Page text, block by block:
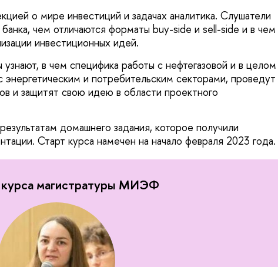
о мире инвестиций и задачах аналитика. Слушатели
банка, чем отличаются форматы buy-side и sell-side и в чем
инвестиционных идей.
в чем специфика работы с нефтегазовой и в целом
и потребительским секторами, проведут
и защитят свою идею в области проектного
домашнего задания, которое получили
Старт курса намечен на начало февраля 2023 года.
магистратуры МИЭФ